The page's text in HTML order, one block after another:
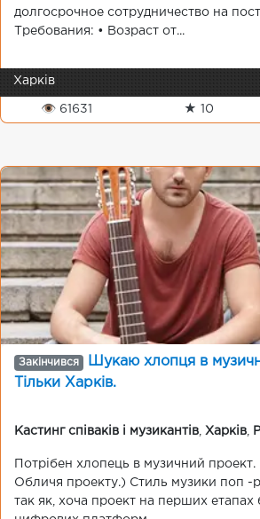
долгосрочное сотрудничество на
Требования: • Возраст от...
Харків
👁 61631 ★ 10
Закінчився
Шукаю хлопця в
Тільки Харків.
Кастинг співаків і музикантів Харків
Потрібен хлопець в музичний
Обличя проекту.) Стиль музики поп -
так як, хоча проект на перших